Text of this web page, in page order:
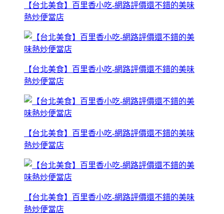
【台北美食】百里香小吃-網路評價還不錯的美味
熱炒便當店
【台北美食】百里香小吃-網路評價還不錯的美味
熱炒便當店
【台北美食】百里香小吃-網路評價還不錯的美味
熱炒便當店
【台北美食】百里香小吃-網路評價還不錯的美味
熱炒便當店